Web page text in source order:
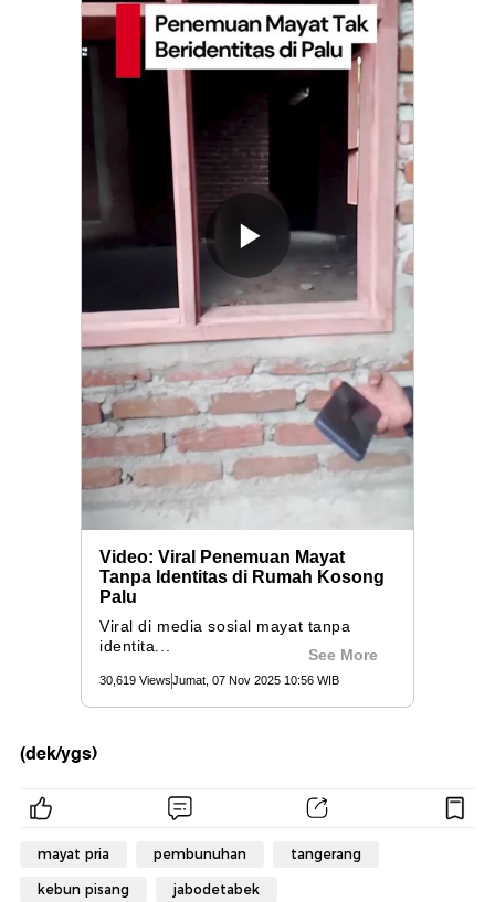
(dek/ygs)
mayat pria pembunuhan tangerang
kebun pisang jabodetabek